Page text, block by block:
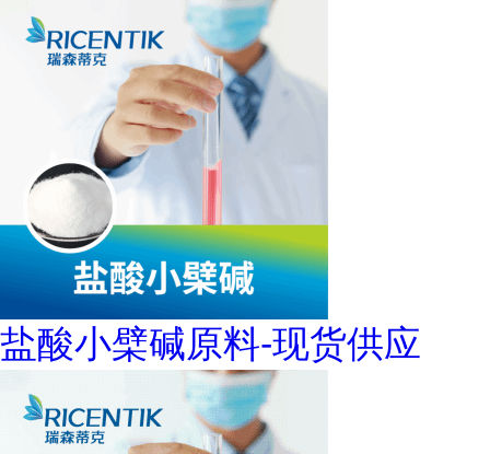
盐酸小檗碱原料-现货供应